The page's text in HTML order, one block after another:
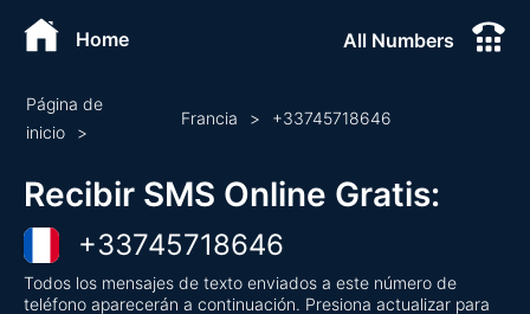
Home All Numbers
Página de
inicio
>
Francia > +33745718646
Recibir SMS Online Gratis:
+33745718646
Todos los mensajes de texto enviados a este número de
teléfono aparecerán a continuación. Presiona actualizar para